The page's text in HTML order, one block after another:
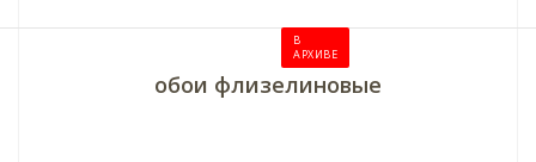
В
АРХИВЕ
обои флизелиновые